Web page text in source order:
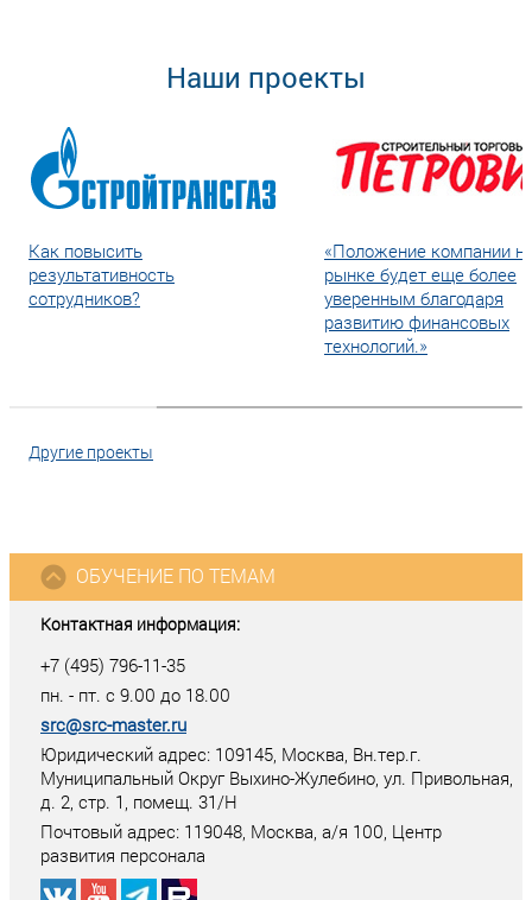
Наши проекты
Как повысить
результативность
сотрудников?
«Положение компании
рынке будет еще более
уверенным благодаря
развитию финансовых
технологий.»
Другие проекты
Контактная информация:
+7 (495) 796-11-35
пн. - пт. с 9.00 до 18.00
src@src-master.ru
Юридический адрес: 109145, Москва, Вн.тер.г.
Муниципальный Округ Выхино-Жулебино, ул. Привольная,
д. 2, стр. 1, помещ. 31/Н
Почтовый адрес: 119048, Москва, а/я 100, Центр
развития персонала
ОБУЧЕНИЕ ПО ТЕМАМ